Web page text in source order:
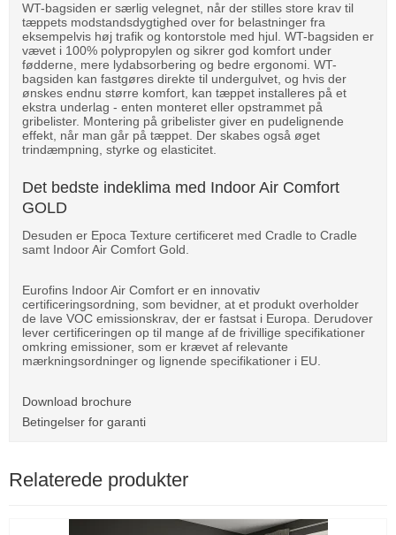
WT-bagsiden er særlig velegnet, når der stilles store krav til
tæppets modstandsdygtighed over for belastninger fra
eksempelvis høj trafik og kontorstole med hjul. WT-bagsiden er
vævet i 100% polypropylen og sikrer god komfort under
fødderne, mere lydabsorbering og bedre ergonomi. WT-
bagsiden kan fastgøres direkte til undergulvet, og hvis der
ønskes endnu større komfort, kan tæppet installeres på et
ekstra underlag - enten monteret eller opstrammet på
gribelister. Montering på gribelister giver en pudelignende
effekt, når man går på tæppet. Der skabes også øget
trindæmpning, styrke og elasticitet.
Det bedste indeklima med Indoor Air Comfort
GOLD
Desuden er Epoca Texture certificeret med Cradle to Cradle
samt Indoor Air Comfort Gold.
Eurofins Indoor Air Comfort er en innovativ
certificeringsordning, som bevidner, at et produkt overholder
de lave VOC emissionskrav, der er fastsat i Europa. Derudover
lever certificeringen op til mange af de frivillige specifikationer
omkring emissioner, som er krævet af relevante
mærkningsordninger og lignende specifikationer i EU.
Download brochure
Betingelser for garanti
Relaterede produkter